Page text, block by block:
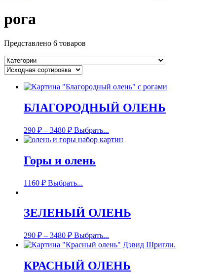
рога
Представлено 6 товаров
БЛАГОРОДНЫЙ ОЛЕНЬ
290 ₽ – 3480 ₽ Выбрать...
Горы и олень
1160 ₽ Выбрать...
ЗЕЛЕНЫЙ ОЛЕНЬ
290 ₽ – 3480 ₽ Выбрать...
КРАСНЫЙ ОЛЕНЬ